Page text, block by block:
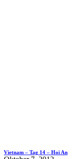
Vietnam – Tag 14 – Hoi An